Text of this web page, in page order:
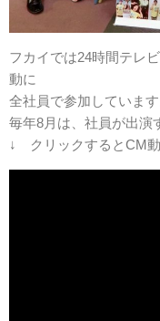
フカイでは24時間テレ
動に
全社員で参加しています
毎年8月は、社員が出演
↓ クリックするとCM